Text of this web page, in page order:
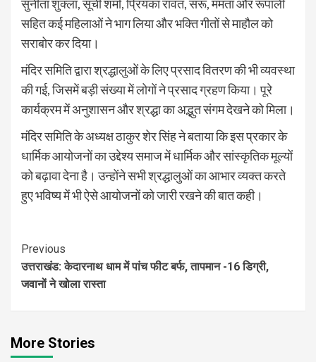
सुनीता शुक्ला, सूची शर्मा, प्रियंका रावत, सरू, ममता और रूपाली
सहित कई महिलाओं ने भाग लिया और भक्ति गीतों से माहौल को
सराबोर कर दिया।
मंदिर समिति द्वारा श्रद्धालुओं के लिए प्रसाद वितरण की भी व्यवस्था
की गई, जिसमें बड़ी संख्या में लोगों ने प्रसाद ग्रहण किया। पूरे
कार्यक्रम में अनुशासन और श्रद्धा का अद्भुत संगम देखने को मिला।
मंदिर समिति के अध्यक्ष ठाकुर शेर सिंह ने बताया कि इस प्रकार के
धार्मिक आयोजनों का उद्देश्य समाज में धार्मिक और सांस्कृतिक मूल्यों
को बढ़ावा देना है। उन्होंने सभी श्रद्धालुओं का आभार व्यक्त करते
हुए भविष्य में भी ऐसे आयोजनों को जारी रखने की बात कही।
Continue
Reading
Previous
उत्तराखंड: केदारनाथ धाम में पांच फीट बर्फ, तापमान -16 डिग्री,
जवानों ने खोला रास्ता
More Stories